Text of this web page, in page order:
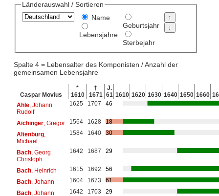
Länderauswahl / Sortieren
Name
Lebensjahre
Geburtsjahr
Sterbejahr
Spalte 4 = Lebensalter des Komponisten / Anzahl der
gemeinsamen Lebensjahre
Caspar Movius
*
1610
†
1671
J.
61 1610 1620 1630 1640 1650 1660
Ahle, Johann
Rudolf
1625 1707 46
Aichinger, Gregor 1564 1628
18
Altenburg,
Michael
1584 1640 30
Bach, Georg
Christoph
1642 1687 29
Bach, Heinrich 1615 1692
56
Bach, Johann 1604 1673
61
Bach, Johann
1642 1703 29